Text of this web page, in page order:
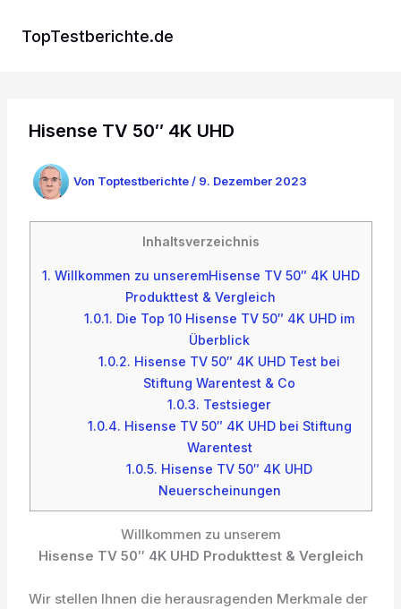
InhaltTopTestberichte.de
Hisense TV 50″ 4K UHD
Von Toptestberichte / 9. Dezember 2023
Inhaltsverzeichnis
1. Willkommen zu unseremHisense TV 50″ 4K UHD
Produkttest & Vergleich
1.0.1. Die Top 10 Hisense TV 50″ 4K UHD im
Überblick
1.0.2. Hisense TV 50″ 4K UHD Test bei
Stiftung Warentest & Co
1.0.3. Testsieger
1.0.4. Hisense TV 50″ 4K UHD bei Stiftung
Warentest
1.0.5. Hisense TV 50″ 4K UHD
Neuerscheinungen
Willkommen zu unserem
Hisense TV 50″ 4K UHD Produkttest & Vergleich
Wir stellen Ihnen die herausragenden Merkmale der